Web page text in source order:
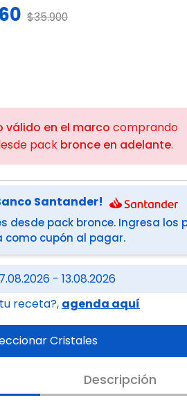
Price reduced from
$35.900to
from
válido en el marco comprando
pack bronce en adelante.
Santander!
desde pack bronce. Ingresa los
cupón al pagar.
- 13.08.2026
receta?, agenda aquí
Cristales
Descripción